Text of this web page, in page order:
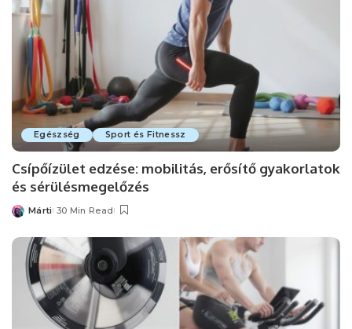
Egészség Sport és Fitnessz
Csípőízület edzése: mobilitás, erősítő gyakorlatok
és sérülésmegelőzés
Posted
Márti 30 Min Read